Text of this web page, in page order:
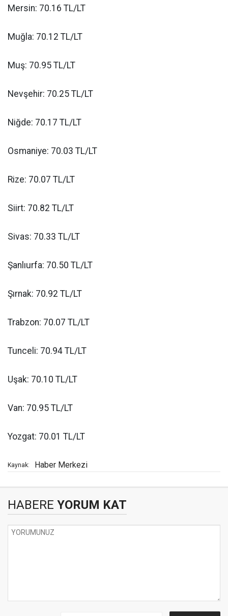
Mersin: 70.16 TL/LT
Muğla: 70.12 TL/LT
Muş: 70.95 TL/LT
Nevşehir: 70.25 TL/LT
Niğde: 70.17 TL/LT
Osmaniye: 70.03 TL/LT
Rize: 70.07 TL/LT
Siirt: 70.82 TL/LT
Sivas: 70.33 TL/LT
Şanlıurfa: 70.50 TL/LT
Şırnak: 70.92 TL/LT
Trabzon: 70.07 TL/LT
Tunceli: 70.94 TL/LT
Uşak: 70.10 TL/LT
Van: 70.95 TL/LT
Yozgat: 70.01 TL/LT
Kaynak: Haber Merkezi
HABERE YORUM KAT